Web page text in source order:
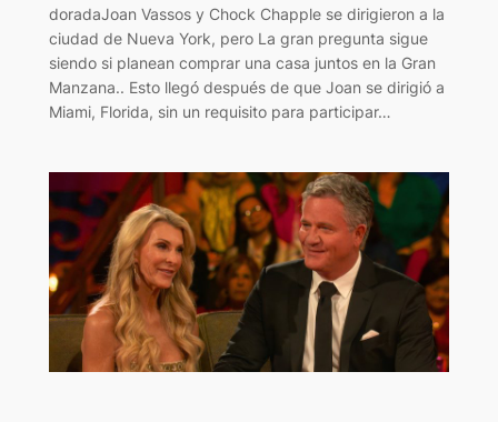
doradaJoan Vassos y Chock Chapple se dirigieron a la
ciudad de Nueva York, pero La gran pregunta sigue
siendo si planean comprar una casa juntos en la Gran
Manzana.. Esto llegó después de que Joan se dirigió a
Miami, Florida, sin un requisito para participar…